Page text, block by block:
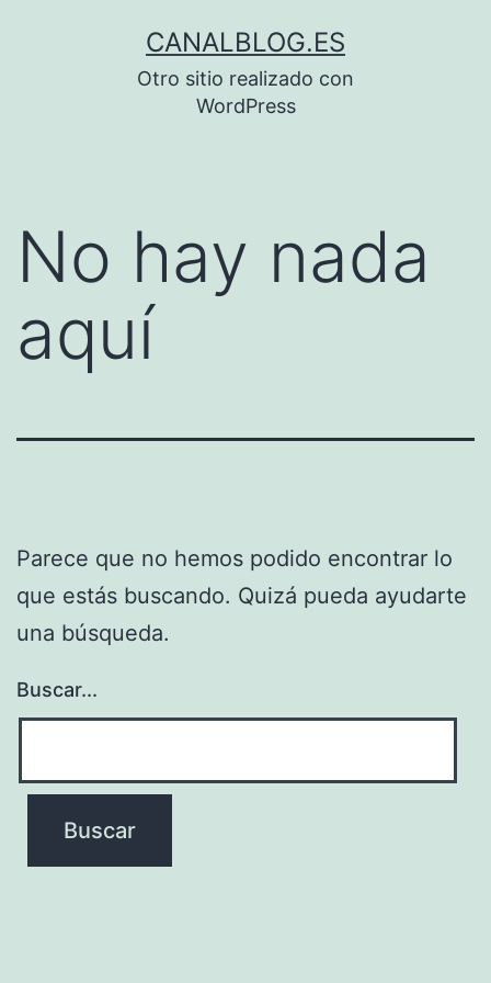
CANALBLOG.ES
Otro sitio realizado con
WordPress
No hay nada
aquí
Parece que no hemos podido encontrar lo
que estás buscando. Quizá pueda ayudarte
una búsqueda.
Buscar...